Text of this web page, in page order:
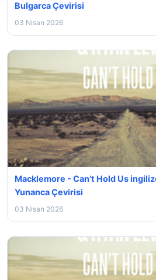
Bulgarca Çevirisi
03 Nisan 2026
Macklemore - Can’t Hold Us
Yunanca Çevirisi
03 Nisan 2026